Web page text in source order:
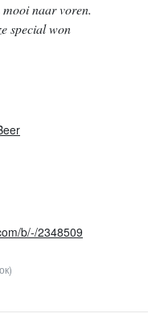
naar voren.
special won
b/-/2348509